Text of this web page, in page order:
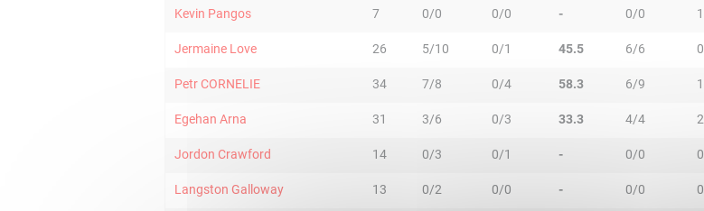
Kevin Pangos 7 0/0 0/0 - 0/0 1
Jermaine Love 26 5/10 0/1 45.5 6/6 0
Petr CORNELIE 34 7/8 0/4 58.3 6/9 1
Egehan Arna 31 3/6 0/3 33.3 4/4 2
Jordon Crawford 14 0/3 0/1 - 0/0 0
Langston Galloway 13 0/2 0/0 - 0/0 0